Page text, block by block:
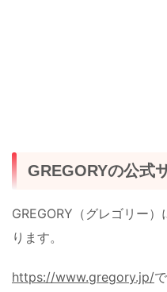
GREGORYの公式
GREGORY（グレゴリー
ります。
https://www.gregory.jp/